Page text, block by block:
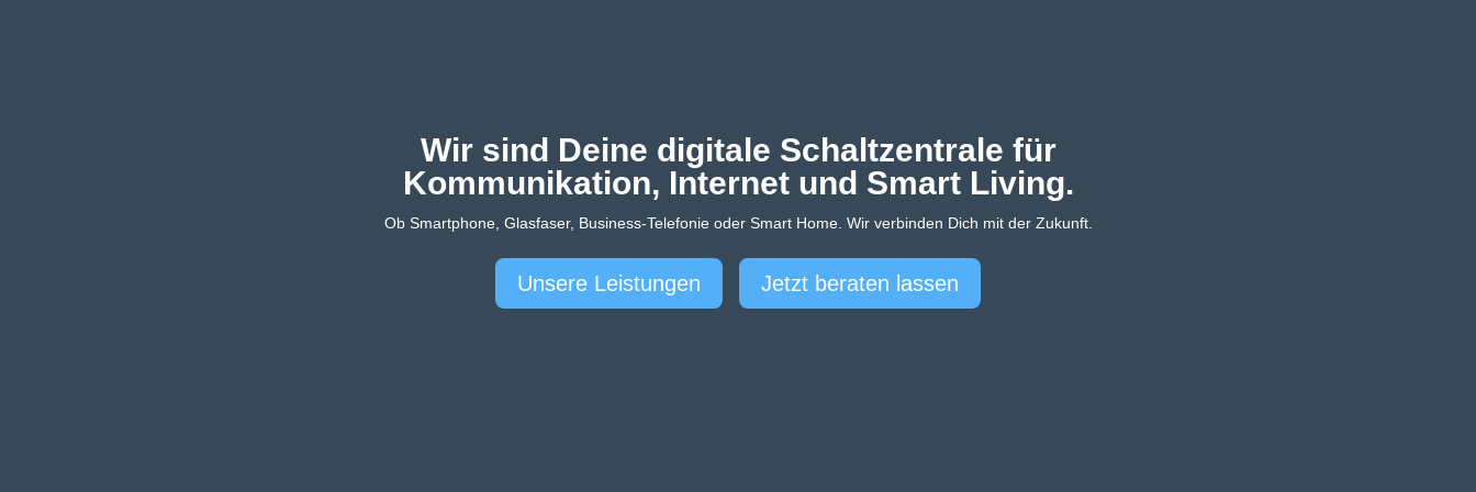
Kommunikation, Internet und Smart Living.
Ob Smartphone, Glasfaser, Business-Telefonie oder Smart Home. Wir verbinden Dich mit der Zukunft.
Unsere Leistungen Jetzt beraten lassen